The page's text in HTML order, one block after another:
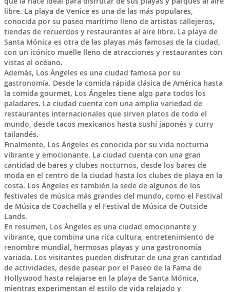
libre. La playa de Venice es una de las más populares,
conocida por su paseo marítimo lleno de artistas callejeros,
tiendas de recuerdos y restaurantes al aire libre. La playa de
Santa Mónica es otra de las playas más famosas de la ciudad,
con un icónico muelle lleno de atracciones y restaurantes con
vistas al océano.
Además, Los Ángeles es una ciudad famosa por su
gastronomía. Desde la comida rápida clásica de América hasta
la comida gourmet, Los Ángeles tiene algo para todos los
paladares. La ciudad cuenta con una amplia variedad de
restaurantes internacionales que sirven platos de todo el
mundo, desde tacos mexicanos hasta sushi japonés y curry
tailandés.
Finalmente, Los Ángeles es conocida por su vida nocturna
vibrante y emocionante. La ciudad cuenta con una gran
cantidad de bares y clubes nocturnos, desde los bares de
moda en el centro de la ciudad hasta los clubes de playa en la
costa. Los Ángeles es también la sede de algunos de los
festivales de música más grandes del mundo, como el Festival
de Música de Coachella y el Festival de Música de Outside
Lands.
En resumen, Los Ángeles es una ciudad emocionante y
vibrante, que combina una rica cultura, entretenimiento de
renombre mundial, hermosas playas y una gastronomía
variada. Los visitantes pueden disfrutar de una gran cantidad
de actividades, desde pasear por el Paseo de la Fama de
Hollywood hasta relajarse en la playa de Santa Mónica,
mientras experimentan el estilo de vida relajado y